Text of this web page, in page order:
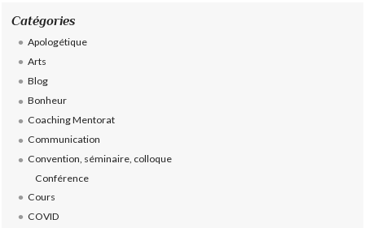
Catégories
Apologétique
Arts
Blog
Bonheur
Coaching Mentorat
Communication
Convention, séminaire, colloque
Conférence
Cours
COVID